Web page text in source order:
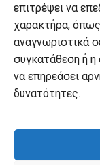
επιτρέψει να
χαρακτήρα,
αναγνωριστικά
συγκατάθεση ή η
να επηρεάσει
δυνατότητες.
Ο λογαριασμός
Ο λογαριασμός μου
Οι παραγγελίες
Λίστα επιθυμιών